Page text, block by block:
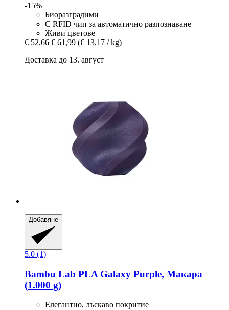
-15%
Биоразградими
С RFID чип за автоматично разпознаване
Живи цветове
€ 52,66 € 61,99 (€ 13,17 / kg)
Доставка до 13. август
Добавяне
5.0 (1)
Bambu Lab PLA Galaxy Purple, Макара
(1.000 g)
Елегантно, лъскаво покритие